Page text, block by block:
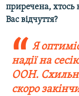
приречена, хтось
Вас відчуття?
Я
надії на
ООН.
скоро